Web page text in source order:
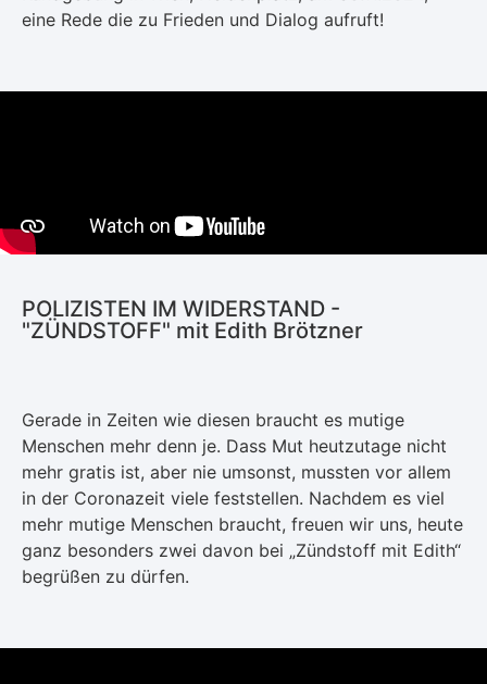
eine Rede die zu Frieden und Dialog aufruft!
POLIZISTEN IM WIDERSTAND -
"ZÜNDSTOFF" mit Edith Brötzner
Gerade in Zeiten wie diesen braucht es mutige
Menschen mehr denn je. Dass Mut heutzutage nicht
mehr gratis ist, aber nie umsonst, mussten vor allem
in der Coronazeit viele feststellen. Nachdem es viel
mehr mutige Menschen braucht, freuen wir uns, heute
ganz besonders zwei davon bei „Zündstoff mit Edith“
begrüßen zu dürfen.